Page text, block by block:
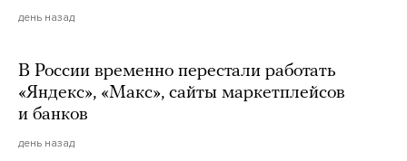
день назад
В России временно перестали работать
«Яндекс», «Макс», сайты маркетплейсов
и банков
день назад